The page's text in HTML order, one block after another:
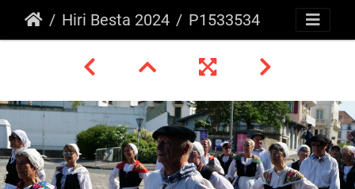
Hiri Besta 2024 P1533534